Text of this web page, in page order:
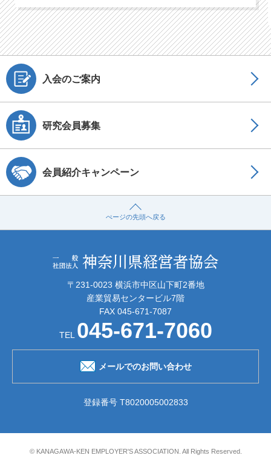
入会のご案内
研究会員募集
会員紹介キャンペーン
ぺージの先頭へ戻る
〒231-0023 横浜市中区山下町2番地
産業貿易センタービル7階
FAX 045-671-7087
TEL 045-671-7060
メールでのお問い合わせ
登録番号 T8020005002833
© KANAGAWA-KEN EMPLOYER'S ASSOCIATION. All Rights Reserved.